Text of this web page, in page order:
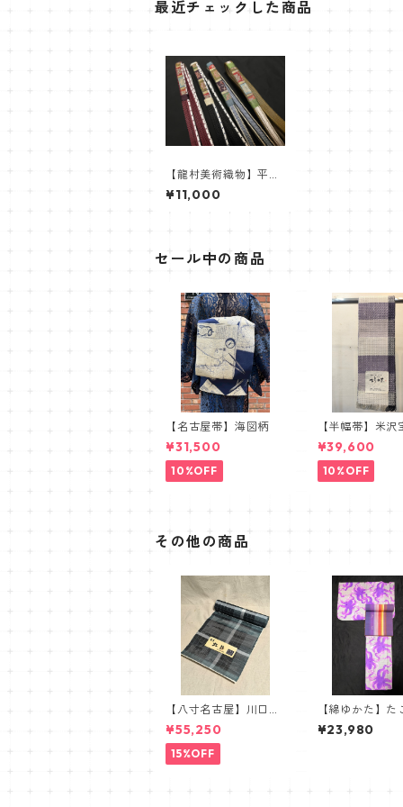
最近チェックした商品
【龍村美術織物】平組
帯〆
¥11,000
セール中の商品
【名古屋帯】海図柄
¥31,500
10%OFF
【半幅帯】米沢
織 近賢織物
蝶 ラベンダー
¥39,600
10%OFF
その他の商品
【八寸名古屋】川口織
物 虹彩 麻八寸名古
屋帯 ブルー グリー
ン
¥55,250
15%OFF
【綿ゆかた】た
be Japonica】
¥23,980